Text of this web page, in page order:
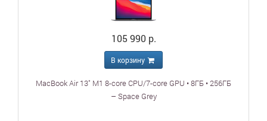
105 990 р.
В корзину
MacBook Air 13" M1 8-core CPU/7-core GPU • 8ГБ • 256ГБ
– Space Grey